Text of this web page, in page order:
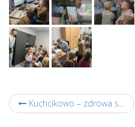
Kuchcikowo – zdrowa surówka.